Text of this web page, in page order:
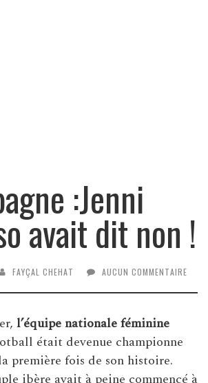
:Jenni
avait dit non !
FAYÇAL CHEHAT AUCUN COMMENTAIRE
l’équipe nationale féminine
était devenue championne
première fois de son histoire.